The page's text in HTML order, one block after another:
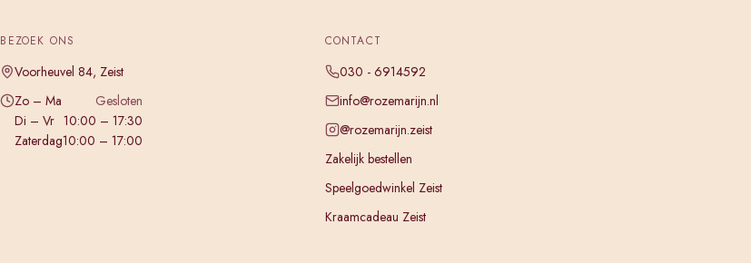
BEZOEK ONS
Voorheuvel 84, Zeist
Zo – Ma
Gesloten
Di – Vr 10:00 – 17:30
Zaterdag10:00 – 17:00
CONTACT
030 - 6914592
info@rozemarijn.nl
@rozemarijn.zeist
Zakelijk bestellen
Speelgoedwinkel Zeist
Kraamcadeau Zeist